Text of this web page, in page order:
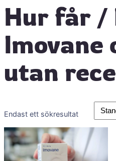
Hur får /
Imovane
utan
Endast ett sökresultat